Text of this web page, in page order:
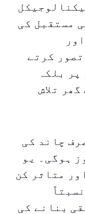
مستقبل کی
کرتے
بلکہ
تلاش
چاند کی
ہوگی۔ یو
متاثر کن
بنانے کی